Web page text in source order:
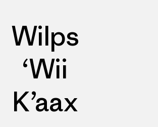
Wilps
‘Wii
K’aax